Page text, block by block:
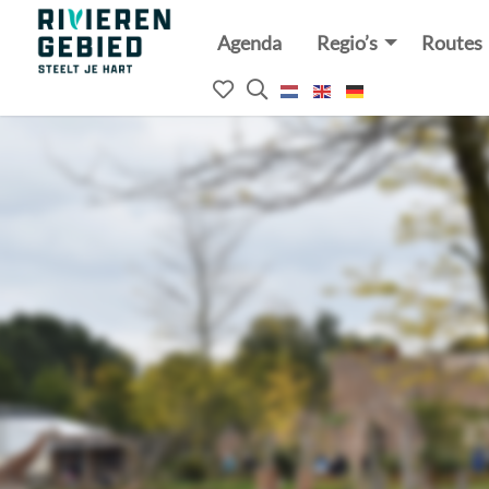
Rivierenland
website
Agenda Regio’s Routes
Mijn
favorieten
Open
het
zoekveld